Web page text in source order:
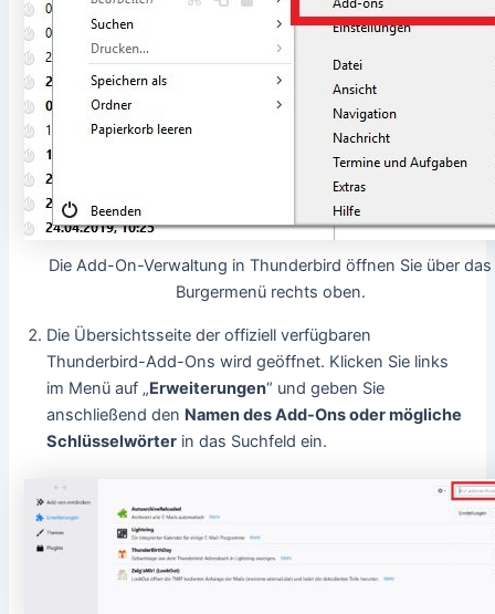
Die Add-On-Verwaltung in Thunderbird öffnen Sie über das
Burgermenü rechts oben.
Die Übersichtsseite der offiziell verfügbaren
Thunderbird-Add-Ons wird geöffnet. Klicken Sie links
im Menü auf „Erweiterungen“ und geben Sie
anschließend den Namen des Add-Ons oder mögliche
Schlüsselwörter in das Suchfeld ein.